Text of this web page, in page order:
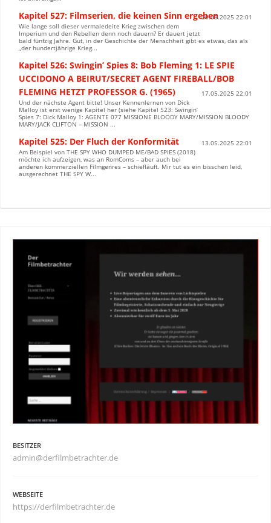
Kapitel 527: Filmserien, die keinen Sinn ergeben20.05.2025 22:01
Wie lange soll dieser vermaledeite Krieg zwischen dem
Imperium und den Rebellen denn noch dauern? Er dauert jetzt
bald fünfzig Jahre. Gut, in der Geschichte der Menschheit gibt es etwas, das als
„der hundertjährige Krieg...
Kapitel 526: Swingin’ Spies 8: Bob Fleming 1: LE SPIE
UCCIDONO A BEIRUT/SECRET AGENT FIREBALL/BOB
FLEMING HETZT PROFESSOR G. (1965)
17.05.2025 22:01
Und der nächste Agent bitte! Unser Kennenlernen von Dick
Malloy ist erst wenige Kapitel her (siehe Kapitel 523: Swingin’
Spies 7: Dick Malloy 1: AGENTE 077 MISSIONE BLOODY MARY/MISSION BLOODY
MARY/JACK CLIFTON – MISSION ...
Kapitel 525: Der Fluch der Konformität
13.05.2025 22:01
Am Beispiel von THE SPY WHO DUMPED ME/BAD SPIES (2018)
möchte ich aufzeigen, was an RomComs – aber auch bei
anderen kommerziellen Filmgenres – schiefläuft. Mir tut es ein bisschen leid,
ausgerechnet THE SPY W...
BESITZER
admin@derfilmbetrachter.de
WEBSEITE
https://derfilmbetrachter.de